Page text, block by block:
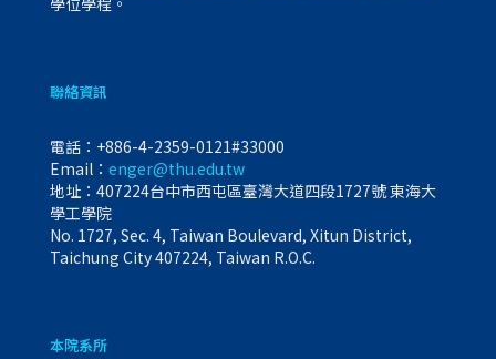
聯絡資訊
電話： +886-4-2359-0121#33000
Email： enger@thu.edu.tw
地址：407224台中市西屯區臺灣大道四段1727號 東海大
學工學院
No. 1727, Sec. 4, Taiwan Boulevard, Xitun District,
Taichung City 407224, Taiwan R.O.C.
本院系所